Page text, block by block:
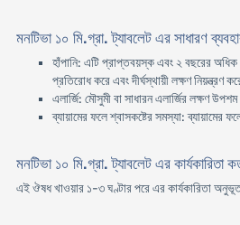
মনটিভা ১০ মি.গ্রা. ট্যাবলেট এর সাধারণ
হাঁপানি: এটি প্রাপ্তবয়স্ক এবং ২ বছরের
প্রতিরোধ করে এবং দীর্ঘস্থায়ী লক্ষণ নিয়ন্ত্রণ
এলার্জি: মৌসুমী বা সাধারন এলার্জির লক্ষণ
ব্যায়ামের ফলে শ্বাসকষ্টের সমস্যা: ব্যায়ামের
মনটিভা ১০ মি.গ্রা. ট্যাবলেট এর
এই ঔষধ খাওয়ার ১-৩ ঘণ্টার পরে এর কার্যকারিতা